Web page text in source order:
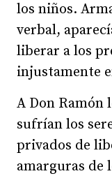
los niños.
verbal,
liberar a los
injustamente
A Don Ramón
sufrían los
privados de
amarguras de